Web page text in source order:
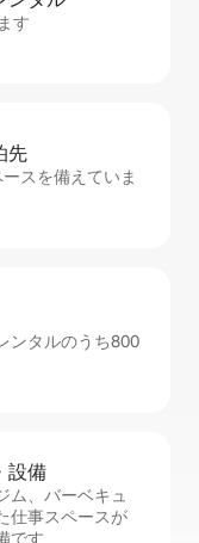
す
先
スを備えていま
ンタルのうち800
設⁠備
ム、バーベキュ
仕事スペースが
です